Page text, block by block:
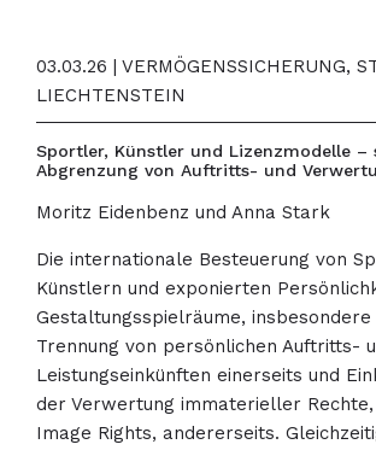
03.03.26 | VERMÖGENSSICHERUNG,
LIECHTENSTEIN
Sportler, Künstler und Lizenzmodelle –
Abgrenzung von Auftritts- und
Moritz Eidenbenz und Anna Stark
Die internationale Besteuerung von
Künstlern und exponierten
Gestaltungsspielräume,
Trennung von persönlichen Auftritts-
Leistungseinkünften einerseits und
der Verwertung immaterieller
Image Rights, andererseits.